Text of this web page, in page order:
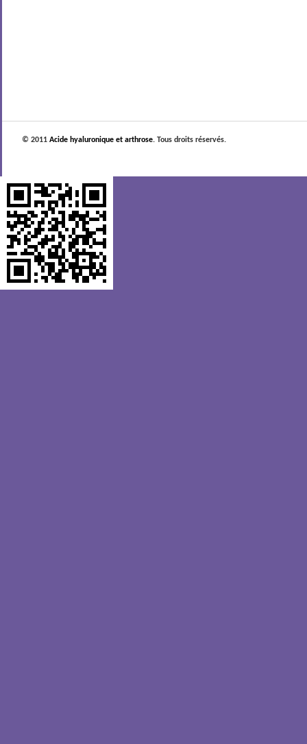
© 2011Acide hyaluronique et arthrose. Tous droits réservés.